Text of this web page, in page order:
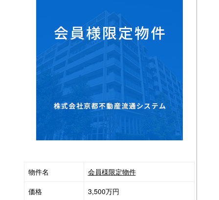
物件名
会員様限定物件
価格
3,500万円